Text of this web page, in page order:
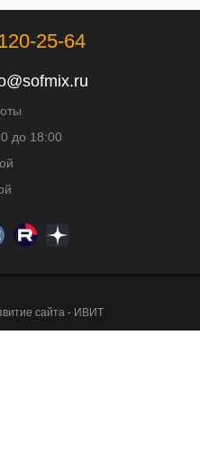
25-64
до 18:00
сайта - ИВИТ